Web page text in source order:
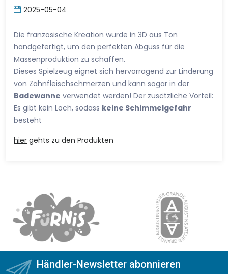
2025-05-04
Die französische Kreation wurde in 3D aus Ton
handgefertigt, um den perfekten Abguss für die
Massenproduktion zu schaffen.
Dieses Spielzeug eignet sich hervorragend zur Linderung
von Zahnfleischschmerzen und kann sogar in der
Badewanne verwendet werden! Der zusätzliche Vorteil:
Es gibt kein Loch, sodass keine Schimmelgefahr
besteht
hier gehts zu den Produkten
Händler-Newsletter abonnieren